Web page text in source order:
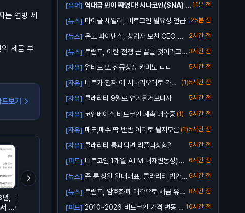
는 연방 세
세금 부
보기
,
모
라이트코인(LTC)는 향후
에 어떻게 될거같음?
ETH/BTC는 매크로 바닥
찍었다
업비트 신규상장 캡코인
거설마
[유머] 역대급 판이 짜였다! 시나코인(SNA) 업
비트...
11분 전
[뉴스] 마이클 세일러, 비트코인 필요성 언급 25분 전
[뉴스] 온도 파이낸스, 창립자 모친 CEO 해
임 소송...
2시간 전
[뉴스] 트럼프, 이란 전쟁 곧 끝날 것이라고
전망
3시간 전
[자유] 업비트 또 신규상장 카미노 ㄷㄷ 5시간 전
[자유] 비트가 진짜 이 시나리오대로 가줄
까?
(1)5시간 전
[자유] 클래리티 9월로 연기된거보니까 5시간 전
[자유] 코인베이스 비트코인 계속 매수중 (1) 5시간 전
[자유] 매도,매수 딱 반반 어디로 튈지모름 (1) 5시간 전
[자유] 클래리티 통과되면 리플떡상함? 5시간 전
[피드] 비트코인 1개월 ATM 내재변동성(IV):
6시간 전
[뉴스] 존 튠 상원 원내대표, 클라리티 법안
투표 연...
6시간 전
[뉴스] 트럼프, 암호화폐 매각으로 세금 유예 8시간 전
[피드] 2010~2026 비트코인 가격 변동 총 10시간 전